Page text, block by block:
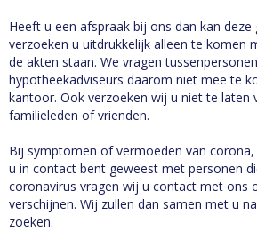
Heeft u een afspraak bij ons dan kan
verzoeken u uitdrukkelijk alleen te komen
de akten staan. We vragen
hypotheekadviseurs daarom niet mee te
kantoor. Ook verzoeken wij u niet te laten
familieleden of vrienden.
Bij symptomen of vermoeden van
u in contact bent geweest met personen
coronavirus vragen wij u contact met ons
verschijnen. Wij zullen dan samen met u
zoeken.